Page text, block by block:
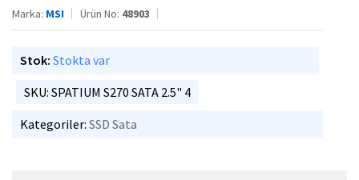
Marka: MSI Ürün No: 48903
Stok: Stokta var
SKU: SPATIUM S270 SATA 2.5" 4
Kategoriler: SSD Sata